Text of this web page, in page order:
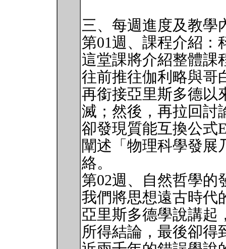
三、每週進度及教學
第01週、課程介紹：
這堂課將介紹整體課
往前推往伽利略與哥
再銜接亞里斯多德以
滅；然後，再拉回討
卻發現質能互換公式
闡述「物理科學發展
絡。
第02週、自然哲學的
我們將思想遠古時代
亞里斯多德學說講起
所得結論，最後卻得